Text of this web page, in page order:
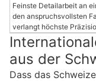
Feinste Detailarbeit an
den anspruchsvollsten
verlangt höchste
aus der
Dass das